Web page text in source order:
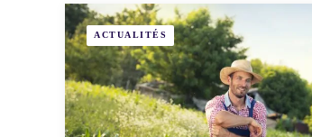
ACTUALITÉS